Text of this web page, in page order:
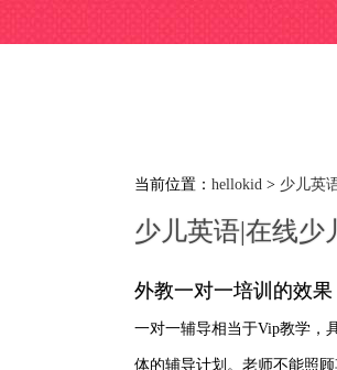
当前位置： hellokid > 少儿英
少儿英语|在线少
外教一对一培训的效
一对一辅导相当于Vip教学，
体的辅导计划。老师不能照